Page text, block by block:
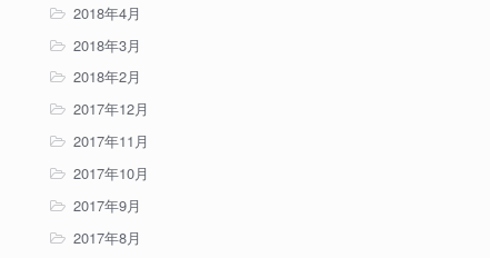
2018年4月
2018年3月
2018年2月
2017年12月
2017年11月
2017年10月
2017年9月
2017年8月